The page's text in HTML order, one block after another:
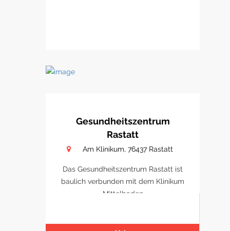
Gesundheitszentrum
Rastatt
Am Klinikum, 76437 Rastatt
Das Gesundheitszentrum Rastatt ist
baulich verbunden mit dem Klinikum
Mittelbaden